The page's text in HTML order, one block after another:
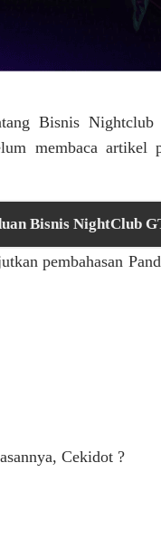
Bisnis
membaca artikel
Bisnis NightClub
pembahasan
Cekidot ?